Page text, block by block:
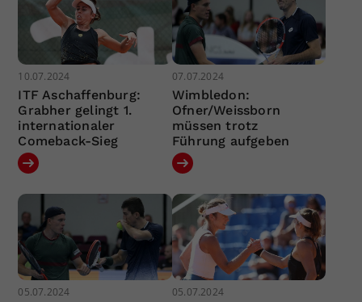
10.07.2024
ITF Aschaffenburg:
Grabher gelingt 1.
internationaler
Comeback-Sieg
07.07.2024
Wimbledon:
Ofner/Weissborn
müssen trotz
Führung aufgeben
05.07.2024 05.07.2024